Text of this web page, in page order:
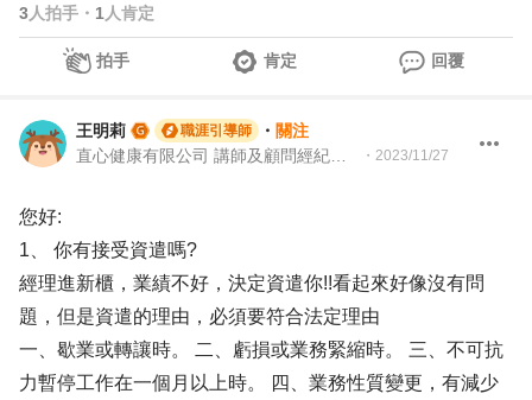
3人拍手 ・ 1 人肯定
拍手 肯定 回覆
王明莉 職涯引導師 ・ 關注
・ 2023/11/27
您好:
1、 你有接受資遣嗎?
經理進新櫃，業績不好，決定資遣你!!看起來好像沒有問
題，但是資遣的理由，必須要符合法定理由
一、歇業或轉讓時。 二、虧損或業務緊縮時。 三、不可抗
力暫停工作在一個月以上時。 四、業務性質變更，有減少